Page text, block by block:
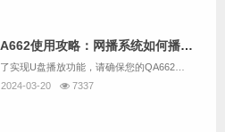
QA662使用攻略：网播系统如何播放U盘中的音乐？
2024-03-20
7337